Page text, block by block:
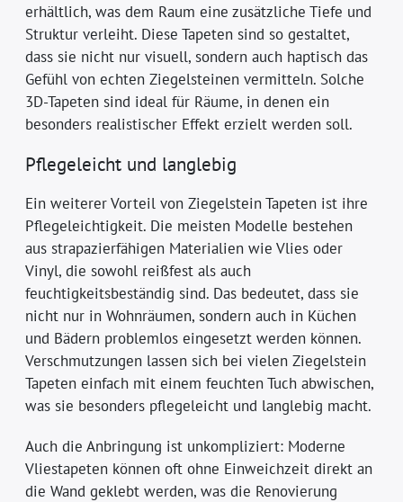
erhältlich, was dem Raum eine zusätzliche Tiefe und
Struktur verleiht. Diese Tapeten sind so gestaltet,
dass sie nicht nur visuell, sondern auch haptisch das
Gefühl von echten Ziegelsteinen vermitteln. Solche
3D-Tapeten sind ideal für Räume, in denen ein
besonders realistischer Effekt erzielt werden soll.
Pflegeleicht und langlebig
Ein weiterer Vorteil von Ziegelstein Tapeten ist ihre
Pflegeleichtigkeit. Die meisten Modelle bestehen
aus strapazierfähigen Materialien wie Vlies oder
Vinyl, die sowohl reißfest als auch
feuchtigkeitsbeständig sind. Das bedeutet, dass sie
nicht nur in Wohnräumen, sondern auch in Küchen
und Bädern problemlos eingesetzt werden können.
Verschmutzungen lassen sich bei vielen Ziegelstein
Tapeten einfach mit einem feuchten Tuch abwischen,
was sie besonders pflegeleicht und langlebig macht.
Auch die Anbringung ist unkompliziert: Moderne
Vliestapeten können oft ohne Einweichzeit direkt an
die Wand geklebt werden, was die Renovierung